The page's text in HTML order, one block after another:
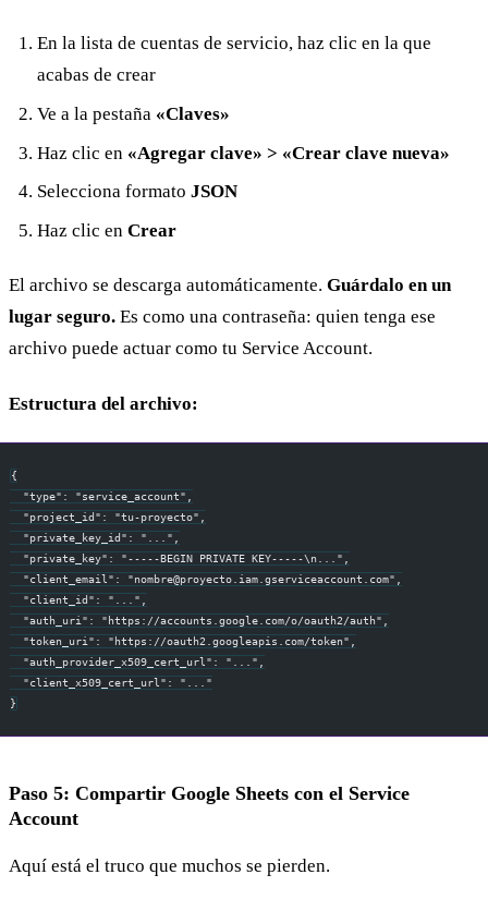
En la lista de cuentas de servicio, haz clic en la que
acabas de crear
Ve a la pestaña «Claves»
Haz clic en «Agregar clave» > «Crear clave nueva»
Selecciona formato JSON
Haz clic en Crear
El archivo se descarga automáticamente. Guárdalo en un
lugar seguro. Es como una contraseña: quien tenga ese
archivo puede actuar como tu Service Account.
Estructura del archivo:
{
  "type": "service_account",
  "project_id": "tu-proyecto",
  "private_key_id": "...",
  "private_key": "-----BEGIN PRIVATE KEY-----\n...",
  "client_email": "
nombre@proyecto.iam.gserviceaccount.com",
  "client_id": "...",
  "auth_uri": "https://accounts.google.com/o/oauth2/auth",
  "token_uri": "https://oauth2.googleapis.com/token",
  "auth_provider_x509_cert_url": "...",
  "client_x509_cert_url": "..."
}
Paso 5: Compartir Google Sheets con el Service
Account
Aquí está el truco que muchos se pierden.